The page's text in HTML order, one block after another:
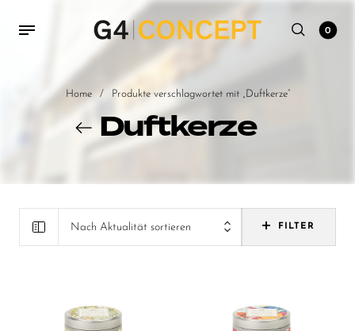
0
Home / Produkte verschlagwortet mit „Duftkerze“
Duftkerze
Nach Aktualität sortieren FILTER